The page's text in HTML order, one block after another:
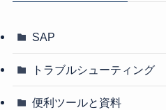
SAP
トラブルシューティング
便利ツールと資料